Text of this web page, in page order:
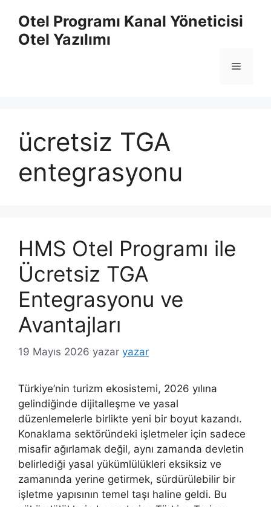
Otel Programı Kanal Yöneticisi
Otel Yazılımı
Menü
ücretsiz TGA
entegrasyonu
HMS Otel Programı ile
Ücretsiz TGA
Entegrasyonu ve
Avantajları
19 Mayıs 2026 yazar yazar
Türkiye’nin turizm ekosistemi, 2026 yılına
gelindiğinde dijitalleşme ve yasal
düzenlemelerle birlikte yeni bir boyut kazandı.
Konaklama sektöründeki işletmeler için sadece
misafir ağırlamak değil, aynı zamanda devletin
belirlediği yasal yükümlülükleri eksiksiz ve
zamanında yerine getirmek, sürdürülebilir bir
işletme yapısının temel taşı haline geldi. Bu